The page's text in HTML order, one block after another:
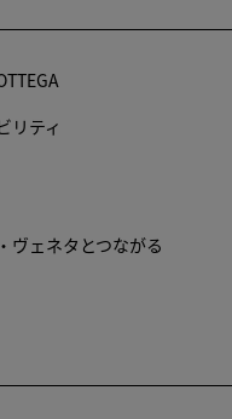
リティ
ヴェネタとつながる